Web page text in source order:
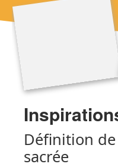
Définition
sacrée